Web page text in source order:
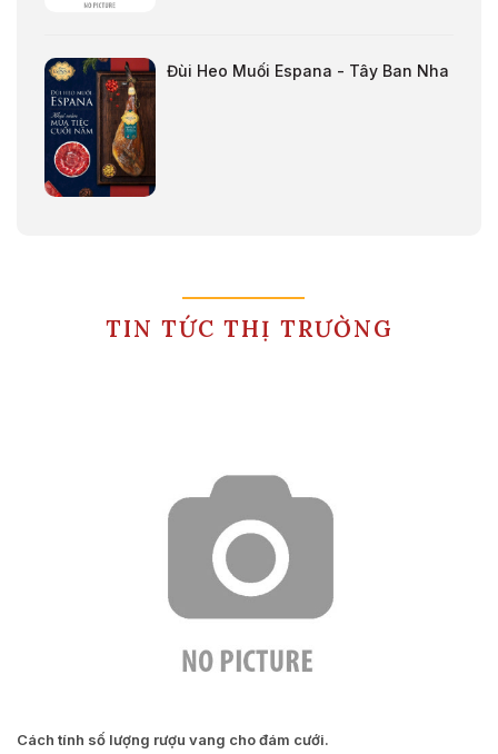
Đùi Heo Muối Espana - Tây Ban Nha
TIN TỨC THỊ TRƯỜNG
Cách tính số lượng rượu vang cho đám cưới.